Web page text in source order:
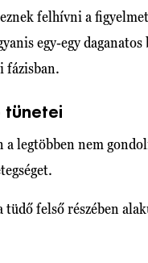
felhívni a
egy-egy
fázisban.
tünetei
legtöbben nem
tüdő felső részében